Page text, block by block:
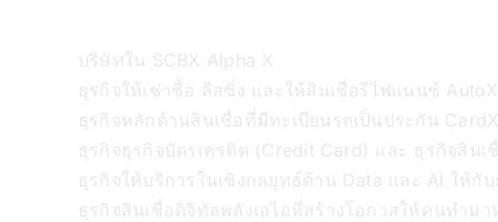
บริษัทใน SCBX Alpha X
ธุรกิจให้เช่าซื้อ ลีสซิ่ง และให้สินเชื่อรีไฟแนนซ์ AutoX
ธุรกิจหลักด้านสินเชื่อที่มีทะเบียนรถเป็นประกัน
ธุรกิจธุรกิจบัตรเครดิต (Credit Card) และ ธุรกิจสิน
ธุรกิจให้บริการในเชิงกลยุทธ์ด้าน Data และ AI ให้กั
ธุรกิจสินเชื่อดิจิทัลพลังเอไอที่สร้างโอกาสให้คนทำม